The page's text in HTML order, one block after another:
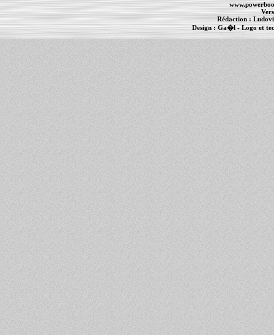
Rédaction :
Design : Ga�l- Logo et